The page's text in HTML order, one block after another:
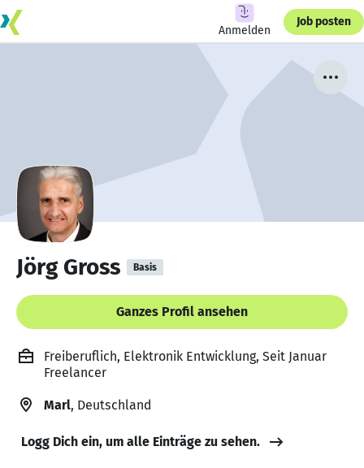
Anmelden
Job posten
Jörg Gross Basis
Ganzes Profil ansehen
Freiberuflich, Elektronik Entwicklung, Seit Januar
Freelancer
Marl, Deutschland
Logg Dich ein, um alle Einträge zu sehen.